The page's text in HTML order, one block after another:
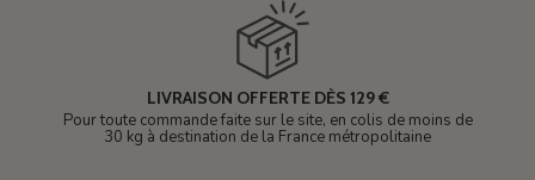
LIVRAISON OFFERTE DÈS 129 €
Pour toute commande faite sur le site, en colis de moins de
30 kg à destination de la France métropolitaine